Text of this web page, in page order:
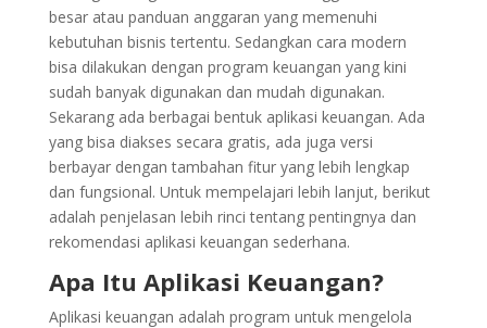
besar atau panduan anggaran yang memenuhi
kebutuhan bisnis tertentu. Sedangkan cara modern
bisa dilakukan dengan program keuangan yang kini
sudah banyak digunakan dan mudah digunakan.
Sekarang ada berbagai bentuk aplikasi keuangan. Ada
yang bisa diakses secara gratis, ada juga versi
berbayar dengan tambahan fitur yang lebih lengkap
dan fungsional. Untuk mempelajari lebih lanjut, berikut
adalah penjelasan lebih rinci tentang pentingnya dan
rekomendasi aplikasi keuangan sederhana.
Apa Itu Aplikasi Keuangan?
Aplikasi keuangan adalah program untuk mengelola